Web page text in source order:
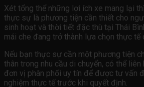
Xét tổng thể những lợi ích xe mang lại
thực sự là phương tiện cần thiết cho
sinh hoạt và thời tiết đặc thù tại Thái
mái che đang trở thành lựa chọn thực tế
Nếu bạn thực sự cần một phương tiện
thân trong nhu cầu di chuyển, có thể liên
đơn vị phân phối uy tín để được tư vấn
nghiệm thực tế trước khi quyết định.